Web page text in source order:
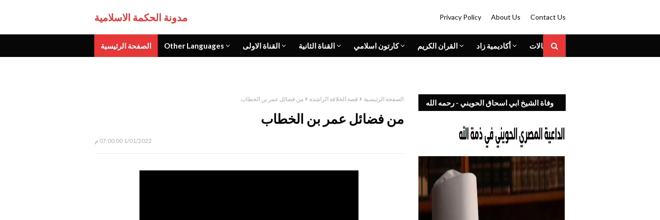
مدونة الحكمة الاسلامية Privacy Policy About Us Contact Us
الصفحة الرئيسية Other Languages القناة الاولى القناة الثانية كارتون اسلامي القران الكريم أكاديمية زاد المقالات
الصفحة الرئيسية قصة الخلافة الراشدة من فضائل عمر بن الخطاب
من فضائل عمر بن الخطاب
1/01/2022 07:00:00 م
وفاة الشيخ ابي اسحاق الحويني - رحمه الله